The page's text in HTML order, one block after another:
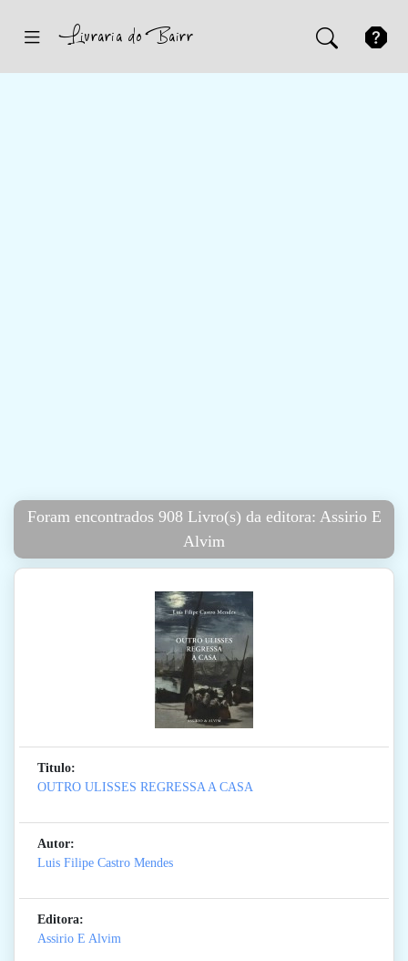
Foram encontrados 908 Livro(s) da editora: Assirio E
Alvim
Titulo:
OUTRO ULISSES REGRESSA A CASA
Autor:
Luis Filipe Castro Mendes
Editora:
Assirio E Alvim